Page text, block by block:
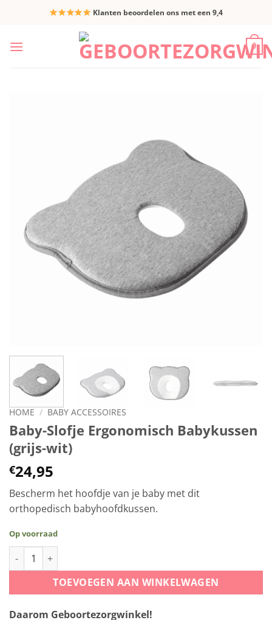
Klanten beoordelen ons met een 9,4
0
HOME / BABY ACCESSOIRES
Baby-Slofje Ergonomisch Babykussen
(grijs-wit)
€24,95
Bescherm het hoofdje van je baby met dit
orthopedisch babyhoofdkussen.
Op voorraad
Baby-Slofje Ergonomisch Babykussen (grijs-wit) aantal
TOEVOEGEN AAN WINKELWAGEN
Daarom Geboortezorgwinkel!